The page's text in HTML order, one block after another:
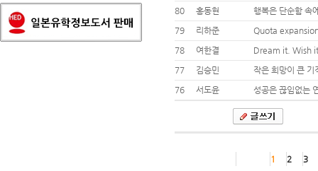
80
홍동현
행복은 단순함 속
79
리하준
Quota
78
여한결
Dream it. Wish
77
김승민
작은 희망이 큰 기
76
서도윤 성공은 끊임없는
1 2 3